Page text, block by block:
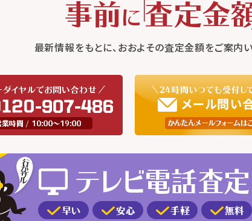
最新情報をもとに、おおよその査定金額をご案内